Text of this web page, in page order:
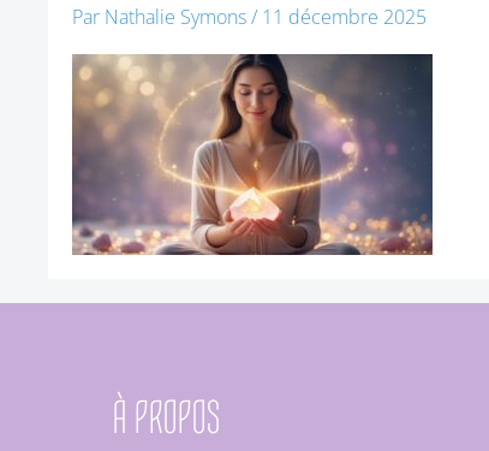
Par Nathalie Symons/ 11 décembre 2025
À PROPOS